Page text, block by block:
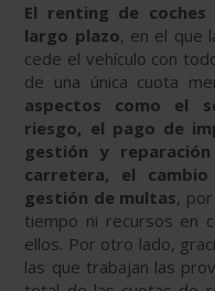
El renting de
largo plazo, en el que
cede el vehículo con
de una única cuota
aspectos como el
riesgo, el pago de
gestión y
carretera, el
gestión de multas,
tiempo ni recursos en
ellos. Por otro lado,
las que trabajan las